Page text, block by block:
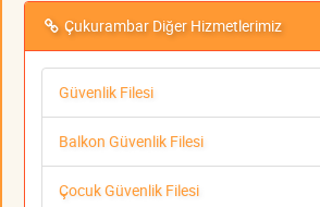
Çukurambar Diğer Hizmetlerimiz
Güvenlik Filesi
Balkon Güvenlik Filesi
Çocuk Güvenlik Filesi